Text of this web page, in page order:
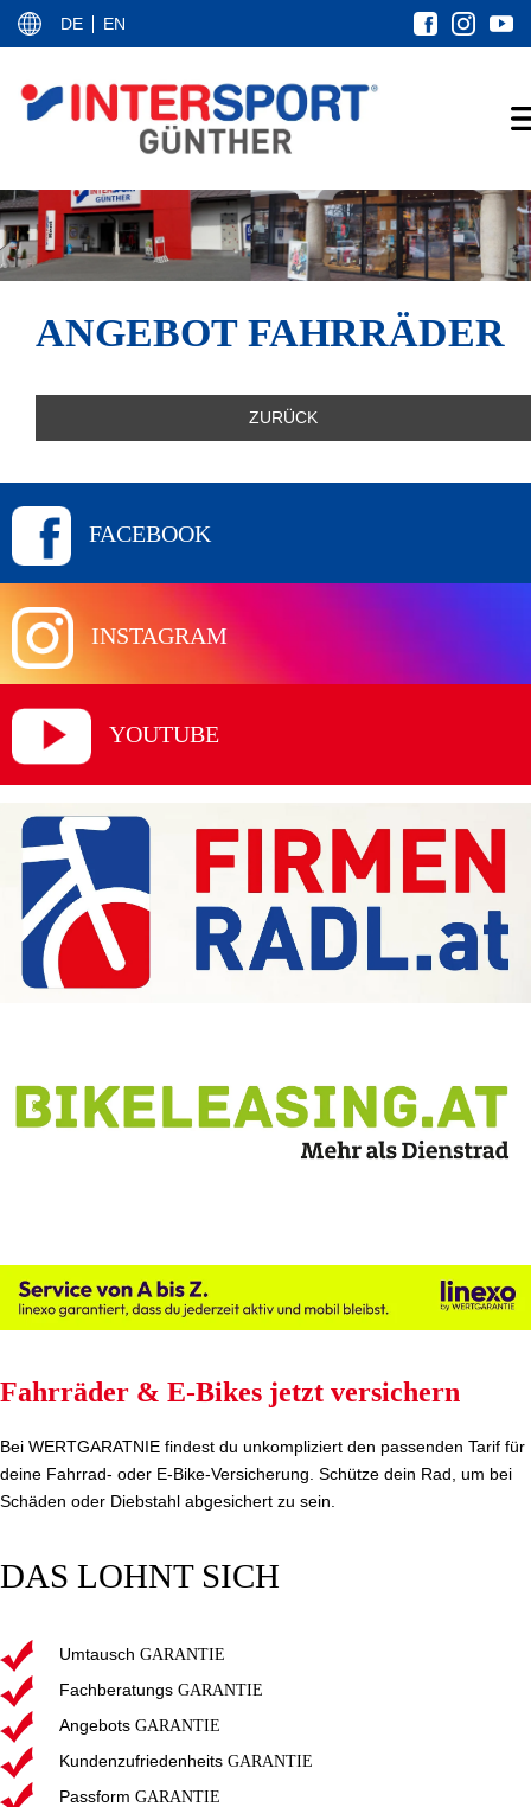
DE EN
ANGEBOT FAHRRÄDER
ZURÜCK
FACEBOOK
INSTAGRAM
YOUTUBE
Fahrräder & E-Bikes jetzt versichern
Bei WERTGARATNIE findest du unkompliziert den passenden Tarif für
deine Fahrrad- oder E-Bike-Versicherung. Schütze dein Rad, um bei
Schäden oder Diebstahl abgesichert zu sein.
DAS LOHNT SICH
Umtausch GARANTIE
Fachberatungs GARANTIE
Angebots GARANTIE
Kundenzufriedenheits GARANTIE
Passform GARANTIE